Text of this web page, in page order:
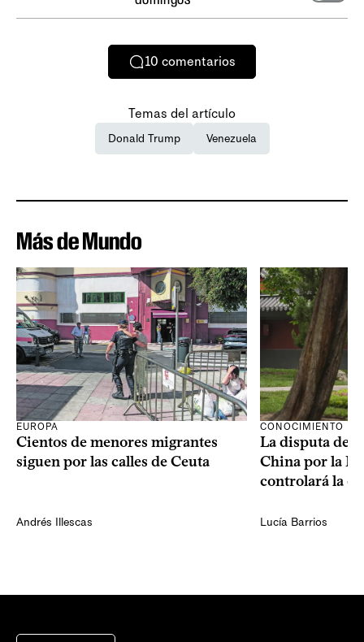
10 comentarios
Temas del artículo
Donald Trump Venezuela
Más de Mundo
EUROPA
Cientos de menores migrantes
siguen por las calles de Ceuta
Andrés Illescas
CONOCIMIENTO
La disputa de
China por la
controlará la
Lucía Barrios